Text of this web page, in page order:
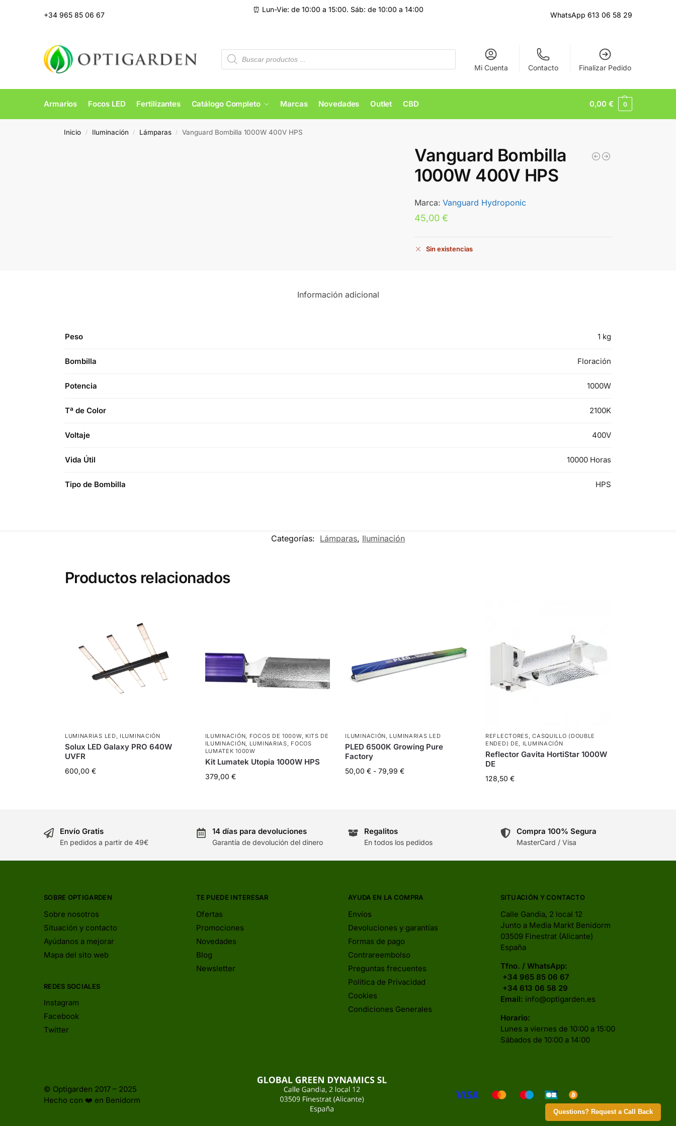
+34 965 85 06 67
⏰ Lun-Vie: de 10:00 a 15:00. Sáb: de 10:00 a 14:00
WhatsApp 613 06 58 29
Mi Cuenta Contacto Finalizar Pedido
Armarios Focos LED Fertilizantes Catálogo Completo Marcas Novedades Outlet CBD 0,00€ 0
Inicio / Iluminación / Lámparas / Vanguard Bombilla 1000W 400V HPS
Vanguard Bombilla
1000W 400V HPS
Marca: Vanguard Hydroponic
45,00€
Sin existencias
Questions? Request a Call Back
Información adicional
Peso 1 kg
Bombilla Floración
Potencia 1000W
Tª de Color 2100K
Voltaje 400V
Vida Útil 10000 Horas
Tipo de Bombilla HPS
Categorías: Lámparas, Iluminación
Productos relacionados
LUMINARIAS LED ILUMINACIÓN
Solux LED Galaxy PRO 640W
UVFR
600,00 €
ILUMINACIÓN FOCOS DE 1000W, KITS DE
ILUMINACIÓN
LUMINARIAS
FOCOS
LUMATEK 1000W
Kit Lumatek Utopia 1000W HPS
379,00 €
ILUMINACIÓN LUMINARIAS LED
PLED 6500K Growing Pure
Factory
50,00€ - 79,99€
REFLECTORES ,CASQUILLO (DOUBLE
ENDED) DE
ILUMINACIÓN
Reflector Gavita HortiStar 1000W
DE
128,50€
Envío Gratis
En pedidos a partir de 49€
14 días para devoluciones
Garantía de devolución del dinero
Regalitos
En todos los pedidos
Compra 100% Segura
MasterCard / Visa
SOBRE OPTIGARDEN
Sobre nosotros
Situación y contacto
Ayúdanos a mejorar
Mapa del sito web
REDES SOCIALES
Instagram
Facebook
Twitter
TE PUEDE INTERESAR
Ofertas
Promociones
Novedades
Blog
Newsletter
AYUDA EN LA COMPRA
Envíos
Devoluciones y garantías
Formas de pago
Contrareembolso
Preguntas frecuentes
Política de Privacidad
Cookies
Condiciones Generales
SITUACIÓN Y CONTACTO
Calle Gandia, 2 local 12
Junto a Media Markt Benidorm
03509 Finestrat (Alicante)
España
Tfno. / WhatsApp:
+34 965 85 06 67
+34 613 06 58 29
Email: info@optigarden.es
Horario:
Lunes a viernes de 10:00 a 15:00
Sábados de 10:00 a 14:00
© Optigarden 2017 – 2025
Hecho con ❤️ en Benidorm